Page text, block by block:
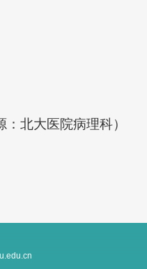
：北大医院病理科）